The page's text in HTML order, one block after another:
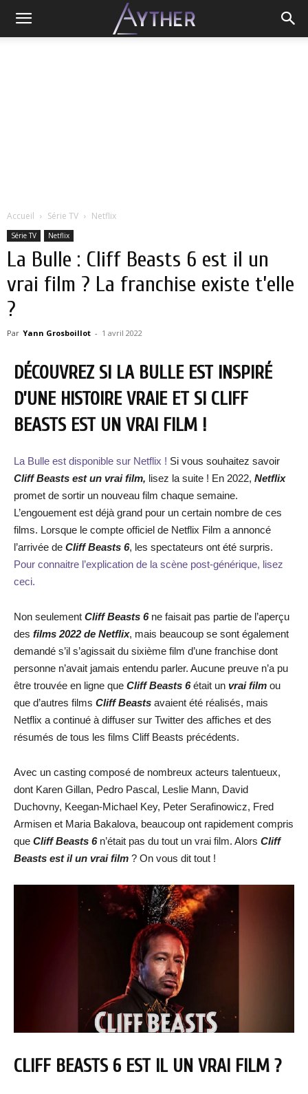
Accueil Série TV Netflix
Série TV Netflix
La Bulle : Cliff Beasts 6 est il un
vrai film ? La franchise existe t’elle
?
Par Yann Grosboillot - 1 avril 2022
DÉCOUVREZ SI LA BULLE EST INSPIRÉ
D’UNE HISTOIRE VRAIE ET SI CLIFF
BEASTS EST UN VRAI FILM !
La Bulle est disponible sur Netflix ! Si vous souhaitez savoir
Cliff Beasts est un vrai film, lisez la suite ! En 2022, Netflix
promet de sortir un nouveau film chaque semaine.
L’engouement est déjà grand pour un certain nombre de ces
films. Lorsque le compte officiel de Netflix Film a annoncé
l’arrivée de Cliff Beasts 6, les spectateurs ont été surpris.
Pour connaitre l’explication de la scène post-générique, lisez
ceci.
Non seulement Cliff Beasts 6ne faisait pas partie de l’aperçu
des films 2022 de Netflix, mais beaucoup se sont également
demandé s’il s’agissait du sixième film d’une franchise dont
personne n’avait jamais entendu parler. Aucune preuve n’a pu
être trouvée en ligne que Cliff Beasts 6était un vrai film ou
que d’autres films Cliff Beasts avaient été réalisés, mais
Netflix a continué à diffuser sur Twitter des affiches et des
résumés de tous les films Cliff Beasts précédents.
Avec un casting composé de nombreux acteurs talentueux,
dont Karen Gillan, Pedro Pascal, Leslie Mann, David
Duchovny, Keegan-Michael Key, Peter Serafinowicz, Fred
Armisen et Maria Bakalova, beaucoup ont rapidement compris
que Cliff Beasts 6n’était pas du tout un vrai film. Alors Cliff
Beasts est il un vrai film ? On vous dit tout !
CLIFF BEASTS 6 EST IL UN VRAI FILM ?